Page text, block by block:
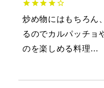
炒め物にはもちろん
るのでカルパッチョ
のを楽しめる料理…